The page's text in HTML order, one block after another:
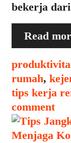
bekerja
Read
Categories
rumah,
tips kerja
comment